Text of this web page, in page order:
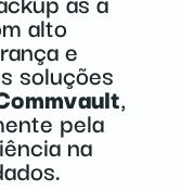
alto
e
soluções
,
pela
na